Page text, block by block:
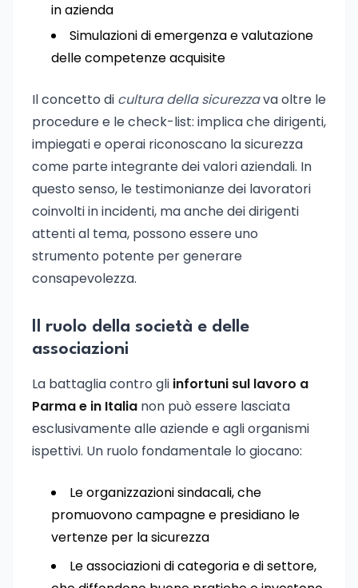
in azienda
Simulazioni di emergenza e valutazione
delle competenze acquisite
Il concetto di cultura della sicurezzava oltre le
procedure e le check-list: implica che dirigenti,
impiegati e operai riconoscano la sicurezza
come parte integrante dei valori aziendali. In
questo senso, le testimonianze dei lavoratori
coinvolti in incidenti, ma anche dei dirigenti
attenti al tema, possono essere uno
strumento potente per generare
consapevolezza.
Il ruolo della società e delle
associazioni
La battaglia contro gli infortuni sul lavoro a
Parma e in Italia non può essere lasciata
esclusivamente alle aziende e agli organismi
ispettivi. Un ruolo fondamentale lo giocano:
Le organizzazioni sindacali, che
promuovono campagne e presidiano le
vertenze per la sicurezza
Le associazioni di categoria e di settore,